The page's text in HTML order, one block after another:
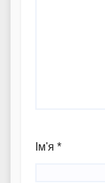
Ім'я *